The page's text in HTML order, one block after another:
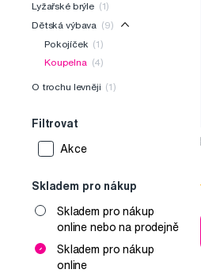
Lyžařské brýle (1)
Dětská výbava (9)
Pokojíček (1)
Koupelna
(4)
O trochu levněji (1)
Filtrovat
Akce
Skladem pro nákup
Skladem pro nákup
online nebo na prodejně
Skladem pro nákup
online